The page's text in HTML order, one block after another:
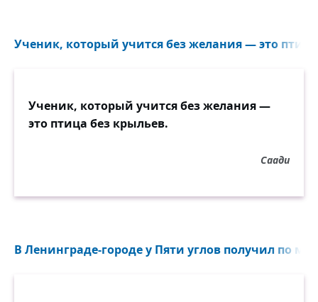
Ученик, который учится без желания — это
Ученик, который учится без желания —
это птица без крыльев.
Саади
В Ленинграде-городе у Пяти углов получил по